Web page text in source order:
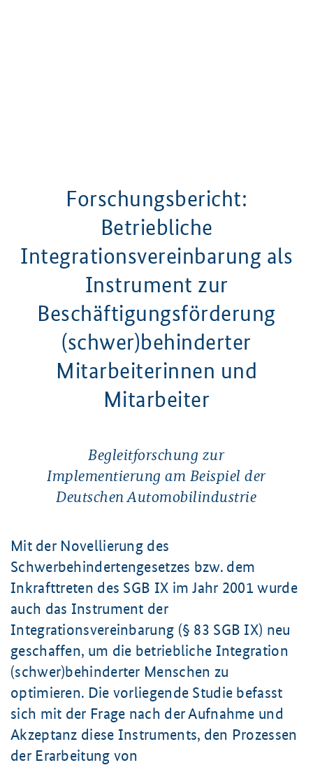
Forschungsbericht:
Betriebliche
Integrationsvereinbarung als
Instrument zur
Beschäftigungsförderung
(schwer)behinderter
Mitarbeiterinnen und
Mitarbeiter
Begleitforschung zur
Implementierung am Beispiel der
Deutschen Automobilindustrie
Mit der Novellierung des
Schwerbehindertengesetzes bzw. dem
Inkrafttreten des SGB IX im Jahr 2001 wurde
auch das Instrument der
Integrationsvereinbarung (§ 83 SGB IX) neu
geschaffen, um die betriebliche Integration
(schwer)behinderter Menschen zu
optimieren. Die vorliegende Studie befasst
sich mit der Frage nach der Aufnahme und
Akzeptanz diese Instruments, den Prozessen
der Erarbeitung von